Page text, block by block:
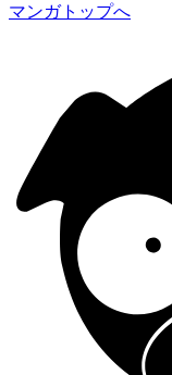
マンガトップへ